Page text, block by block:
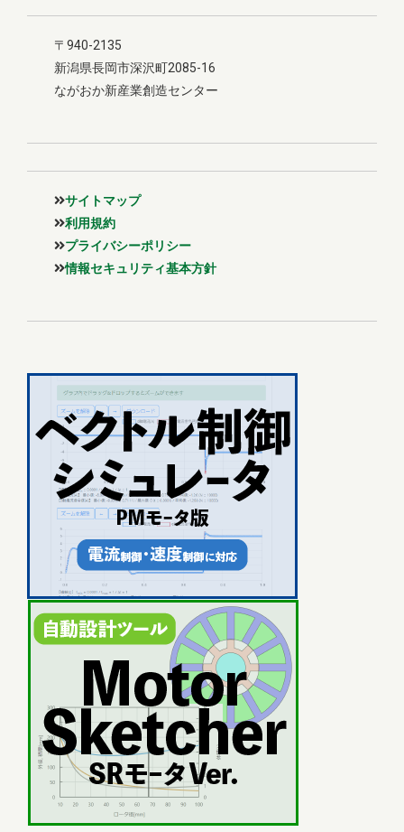
〒940-2135
新潟県長岡市深沢町2085-16
ながおか新産業創造センター
サイトマップ
利用規約
プライバシーポリシー
情報セキュリティ基本方針